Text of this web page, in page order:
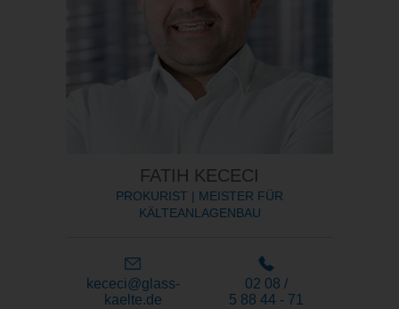
FATIH KECECI
PROKURIST | MEISTER FÜR
KÄLTEANLAGENBAU
kececi@glass-
kaelte.de
02 08 /
5 88 44 - 71